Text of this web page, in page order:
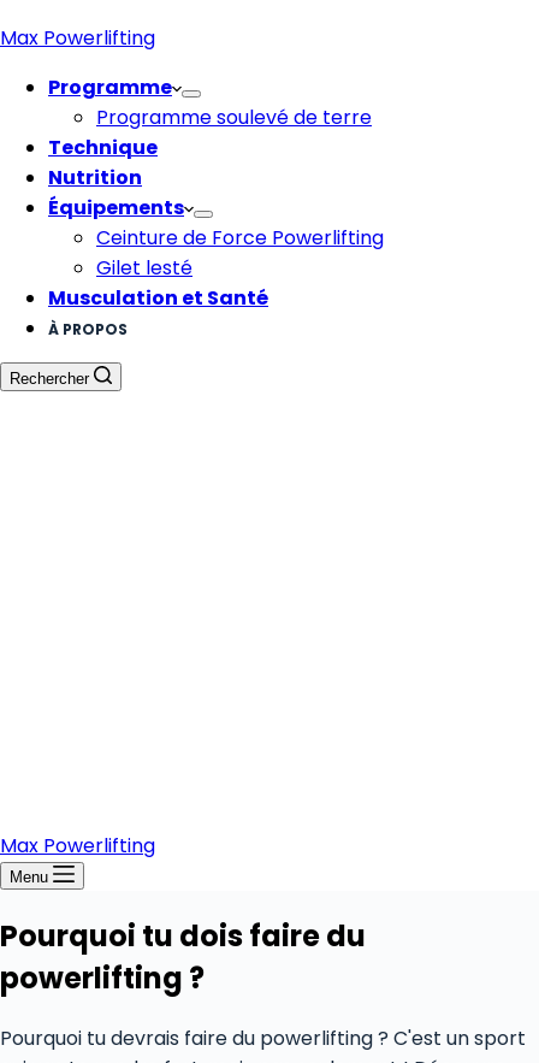
Max Powerlifting
Programme
Programme soulevé de terre
Technique
Nutrition
Équipements
Ceinture de Force Powerlifting
Gilet lesté
Musculation et Santé
À PROPOS
Rechercher
Max Powerlifting
Menu
Pourquoi tu dois faire du
powerlifting ?
Pourquoi tu devrais faire du powerlifting ? C'est un sport